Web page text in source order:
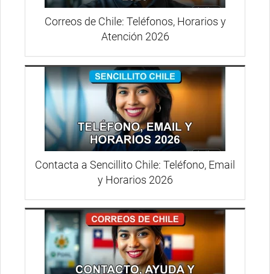
Correos de Chile: Teléfonos, Horarios y
Atención 2026
Contacta a Sencillito Chile: Teléfono, Email
y Horarios 2026